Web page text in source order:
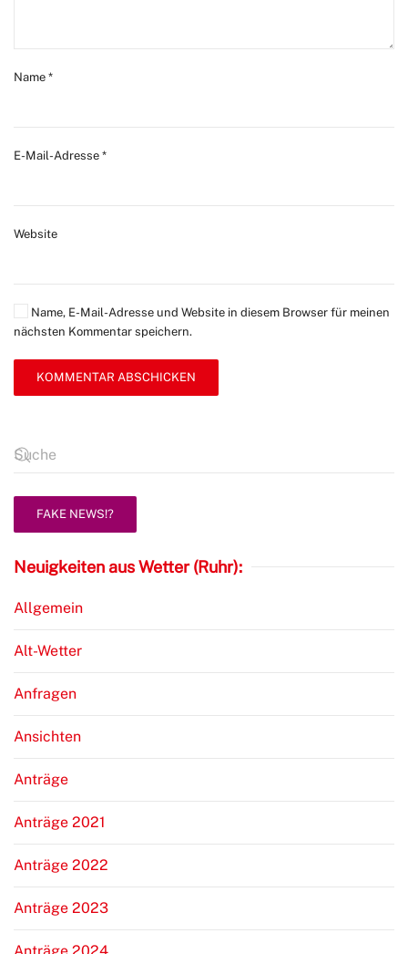
Name *
E-Mail-Adresse *
Website
Name, E-Mail-Adresse und Website in diesem Browser für meinen
nächsten Kommentar speichern.
KOMMENTAR ABSCHICKEN
FAKE NEWS!?
Neuigkeiten aus Wetter (Ruhr):
Allgemein
Alt-Wetter
Anfragen
Ansichten
Anträge
Anträge 2021
Anträge 2022
Anträge 2023
Anträge 2024